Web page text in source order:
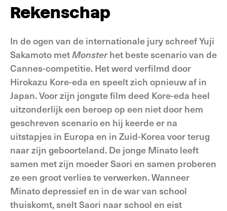
Rekenschap
In de ogen van de internationale jury schreef Yuji
Sakamoto metMonsterhet beste scenario van de
Cannes-competitie. Het werd verfilmd door
Hirokazu Kore-eda en speelt zich opnieuw af in
Japan. Voor zijn jongste film deed Kore-eda heel
uitzonderlijk een beroep op een niet door hem
geschreven scenario en hij keerde er na
uitstapjes in Europa en in Zuid-Korea voor terug
naar zijn geboorteland. De jonge Minato leeft
samen met zijn moeder Saori en samen proberen
ze een groot verlies te verwerken. Wanneer
Minato depressief en in de war van school
thuiskomt, snelt Saori naar school en eist